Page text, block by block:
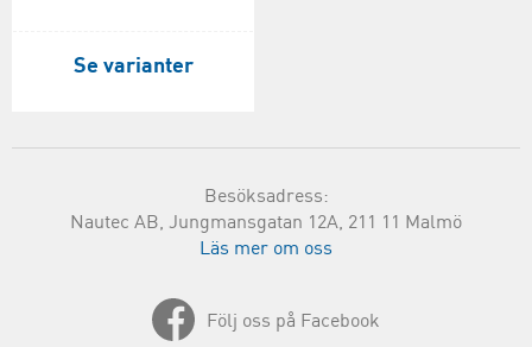
Se varianter
Besöksadress:
Nautec AB, Jungmansgatan 12A, 211 11 Malmö
Läs mer om oss
Följ oss på Facebook